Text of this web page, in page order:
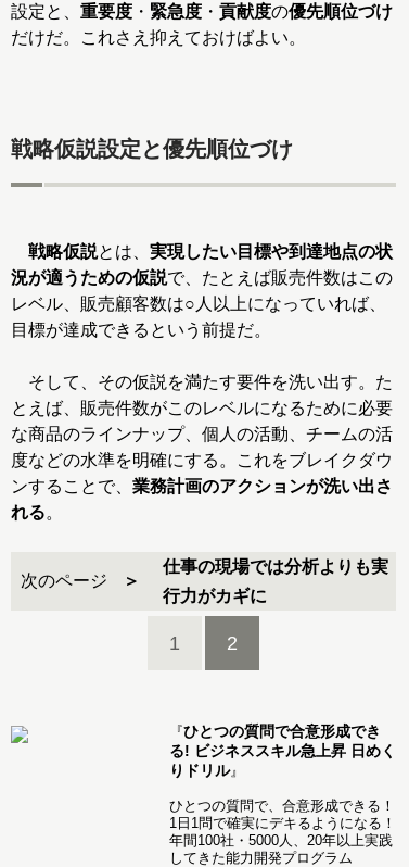
設定と、 重要度 ・ 緊急度 ・ 貢献度の優先順位づけ
だけだ。これさえ抑えておけばよい。
戦略仮説設定と優先順位づけ
戦略仮説とは、 実現したい目標や到達地点の状
況が適うための仮説で、たとえば販売件数はこの
レベル、販売顧客数は○人以上になっていれば、
目標が達成できるという前提だ。
そして、その仮説を満たす要件を洗い出す。た
とえば、販売件数がこのレベルになるために必要
な商品のラインナップ、個人の活動、チームの活
度などの水準を明確にする。これをブレイクダウ
ンすることで、 業務計画のアクションが洗い出さ
れる。
次のページ
仕事の現場では分析よりも実
行力がカギに
1 2
『ひとつの質問で合意形成でき
る! ビジネススキル急上昇 日めく
りドリル』
ひとつの質問で、合意形成できる！
1日1問で確実にデキるようになる！
年間100社・5000人、20年以上実践
してきた能力開発プログラム